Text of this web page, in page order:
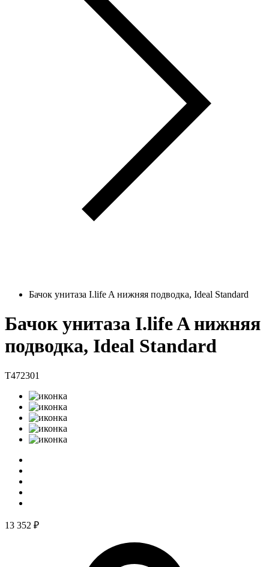
Бачок унитаза I.life A нижняя подводка, Ideal Standard
Бачок унитаза I.life A нижняя
подводка, Ideal Standard
T472301
13 352 ₽